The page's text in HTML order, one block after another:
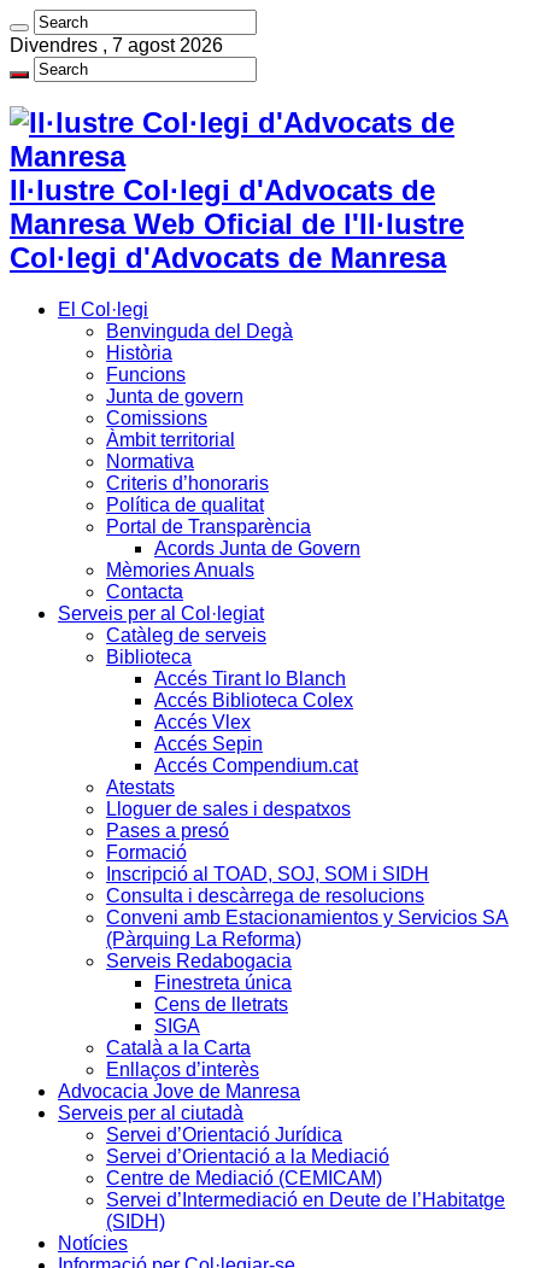
Divendres , 7 agost 2026
Il·lustre Col·legi d'Advocats de
Manresa Web Oficial de l'Il·lustre
Col·legi d'Advocats de Manresa
El Col·legi
Benvinguda del Degà
Història
Funcions
Junta de govern
Comissions
Àmbit territorial
Normativa
Criteris d’honoraris
Política de qualitat
Portal de Transparència
Acords Junta de Govern
Mèmories Anuals
Contacta
Serveis per al Col·legiat
Catàleg de serveis
Biblioteca
Accés Tirant lo Blanch
Accés Biblioteca Colex
Accés Vlex
Accés Sepin
Accés Compendium.cat
Atestats
Lloguer de sales i despatxos
Pases a presó
Formació
Inscripció al TOAD, SOJ, SOM i SIDH
Consulta i descàrrega de resolucions
Conveni amb Estacionamientos y Servicios SA
(Pàrquing La Reforma)
Serveis Redabogacia
Finestreta única
Cens de lletrats
SIGA
Català a la Carta
Enllaços d’interès
Advocacia Jove de Manresa
Serveis per al ciutadà
Servei d’Orientació Jurídica
Servei d’Orientació a la Mediació
Centre de Mediació (CEMICAM)
Servei d’Intermediació en Deute de l’Habitatge
(SIDH)
Notícies